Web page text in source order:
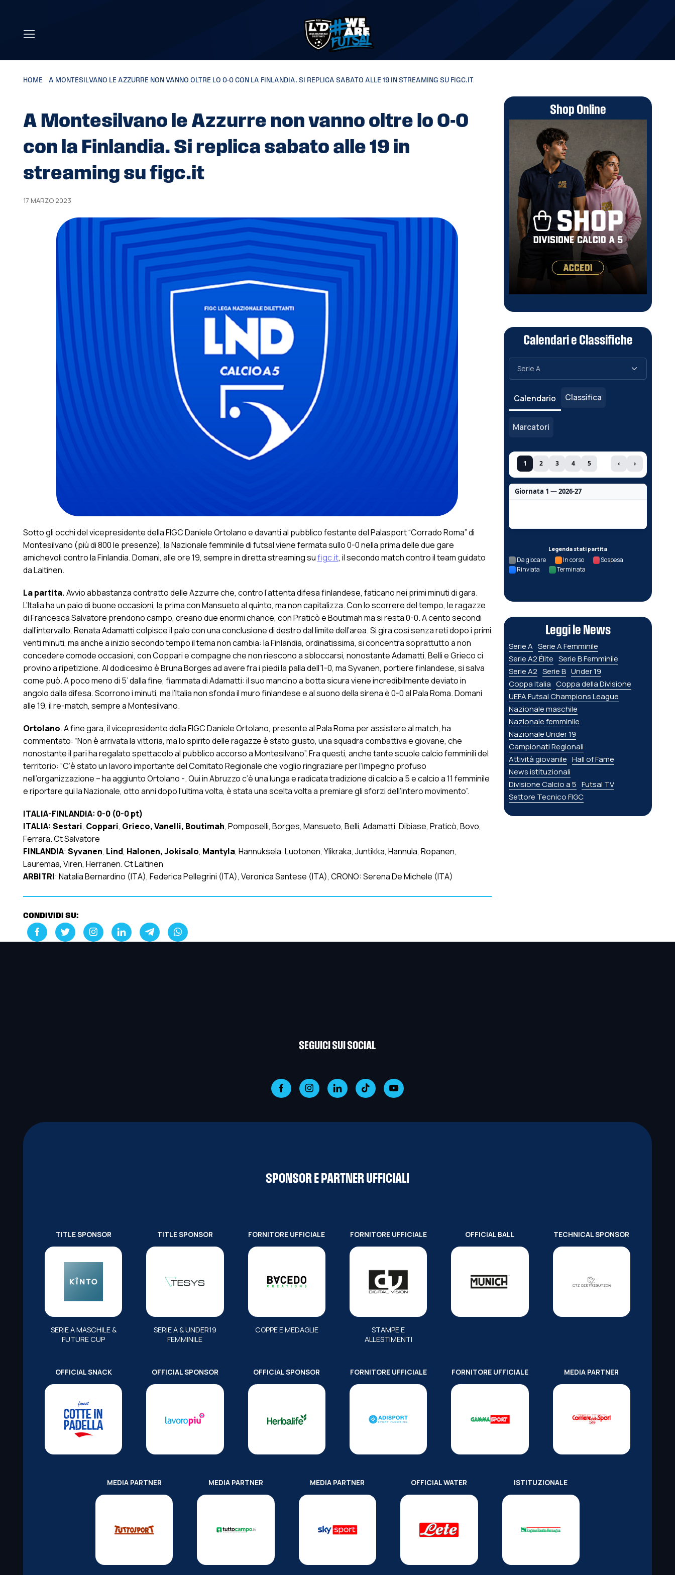
HOME A MONTESILVANO LE AZZURRE NON VANNO OLTRE LO 0-0 CON LA FINLANDIA. SI REPLICA SABATO ALLE 19 IN STREAMING SU FIGC.IT
A Montesilvano le Azzurre non vanno oltre lo 0-0
con la Finlandia. Si replica sabato alle 19 in
streaming su figc.it
17 MARZO 2023
Sotto gli occhi del vicepresidente della FIGC Daniele Ortolano e davanti al pubblico festante del Palasport “Corrado Roma” di
Montesilvano (più di 800 le presenze), la Nazionale femminile di futsal viene fermata sullo 0-0 nella prima delle due gare
amichevoli contro la Finlandia. Domani, alle ore 19, sempre in diretta streaming sufigc.it, il secondo match contro il team guidato
da Laitinen.
La partita.Avvio abbastanza contratto delle Azzurre che, contro l’attenta difesa finlandese, faticano nei primi minuti di gara.
L’Italia ha un paio di buone occasioni, la prima con Mansueto al quinto, ma non capitalizza. Con lo scorrere del tempo, le ragazze
di Francesca Salvatore prendono campo, creano due enormi chance, con Praticò e Boutimah ma si resta 0-0. A cento secondi
dall’intervallo, Renata Adamatti colpisce il palo con una conclusione di destro dal limite dell’area. Si gira così senza reti dopo i primi
venti minuti, ma anche a inizio secondo tempo il tema non cambia: la Finlandia, ordinatissima, si concentra soprattutto a non
concedere comode occasioni, con Coppari e compagne che non riescono a sbloccarsi, nonostante Adamatti, Belli e Grieco ci
provino a ripetizione. Al dodicesimo è Bruna Borges ad avere fra i piedi la palla dell’1-0, ma Syvanen, portiere finlandese, si salva
come può. A poco meno di 5’ dalla fine, fiammata di Adamatti: il suo mancino a botta sicura viene incredibilmente deviato in
angolo dalla difesa. Scorrono i minuti, ma l’Italia non sfonda il muro finlandese e al suono della sirena è 0-0 al Pala Roma. Domani
alle 19, il re-match, sempre a Montesilvano.
Ortolano. A fine gara, il vicepresidente della FIGC Daniele Ortolano, presente al Pala Roma per assistere al match, ha
commentato: “Non è arrivata la vittoria, ma lo spirito delle ragazze è stato giusto, una squadra combattiva e giovane, che
nonostante il pari ha regalato spettacolo al pubblico accorso a Montesilvano”. Fra questi, anche tante scuole calcio femminili del
territorio: “C’è stato un lavoro importante del Comitato Regionale che voglio ringraziare per l’impegno profuso
nell’organizzazione – ha aggiunto Ortolano -. Qui in Abruzzo c’è una lunga e radicata tradizione di calcio a 5 e calcio a 11 femminile
e riportare qui la Nazionale, otto anni dopo l’ultima volta, è stata una scelta volta a premiare gli sforzi dell’intero movimento”.
ITALIA-FINLANDIA: 0-0 (0-0 pt)
ITALIA: Sestari, Coppari, Grieco, Vanelli, Boutimah, Pomposelli, Borges, Mansueto, Belli, Adamatti, Dibiase, Praticò, Bovo,
Ferrara. Ct Salvatore
FINLANDIA: Syvanen, Lind, Halonen, Jokisalo, Mantyla, Hannuksela, Luotonen, Ylikraka, Juntikka, Hannula, Ropanen,
Lauremaa, Viren, Herranen. Ct Laitinen
ARBITRI: Natalia Bernardino (ITA), Federica Pellegrini (ITA), Veronica Santese (ITA), CRONO: Serena De Michele (ITA)
CONDIVIDI SU:
Shop Online
Calendari e Classifiche
Calendario Classifica
Marcatori
1 2 3 4 5 ‹ ›
Giornata 1 — 2026-27
Legenda stati partita
Da giocare In corso
Sospesa
Rinviata
Terminata
Leggi le News
Serie A Serie A Femminile
Serie A2 Élite Serie B Femminile
Serie A2 Serie B Under 19
Coppa Italia Coppa della Divisione
UEFA Futsal Champions League
Nazionale maschile
Nazionale femminile
Nazionale Under 19
Campionati Regionali
Attività giovanile Hall of Fame
News istituzionali
Divisione Calcio a 5 Futsal TV
Settore Tecnico FIGC
SEGUICI SUI SOCIAL
SPONSOR E PARTNER UFFICIALI
TITLE SPONSOR
SERIE A MASCHILE &
FUTURE CUP
TITLE SPONSOR
SERIE A & UNDER19
FEMMINILE
FORNITORE UFFICIALE
COPPE E MEDAGLIE
FORNITORE UFFICIALE
STAMPE E
ALLESTIMENTI
OFFICIAL BALL TECHNICAL SPONSOR
OFFICIAL SNACK OFFICIAL SPONSOR OFFICIAL SPONSOR FORNITORE UFFICIALE FORNITORE UFFICIALE MEDIA PARTNER
MEDIA PARTNER MEDIA PARTNER MEDIA PARTNER OFFICIAL WATER ISTITUZIONALE